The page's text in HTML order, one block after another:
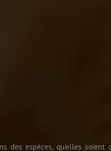
espèces, qu’elles